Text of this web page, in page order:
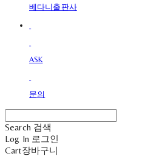
베다니출판사
ASK
문의
Search 검색
Log In 로그인
Cart장바구니